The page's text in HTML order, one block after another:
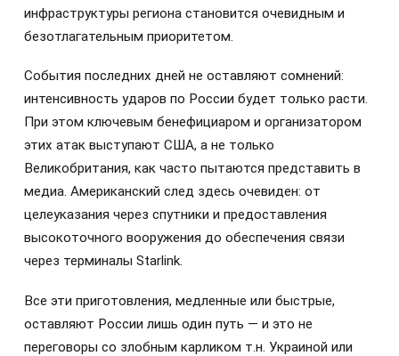
инфраструктуры региона становится очевидным и
безотлагательным приоритетом.
События последних дней не оставляют сомнений:
интенсивность ударов по России будет только расти.
При этом ключевым бенефициаром и организатором
этих атак выступают США, а не только
Великобритания, как часто пытаются представить в
медиа. Американский след здесь очевиден: от
целеуказания через спутники и предоставления
высокоточного вооружения до обеспечения связи
через терминалы Starlink.
Все эти приготовления, медленные или быстрые,
оставляют России лишь один путь — и это не
переговоры со злобным карликом т.н. Украиной или